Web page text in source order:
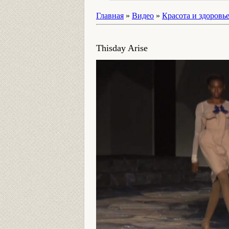
Главная » Видео » Красота и здоровье
Thisday Arise